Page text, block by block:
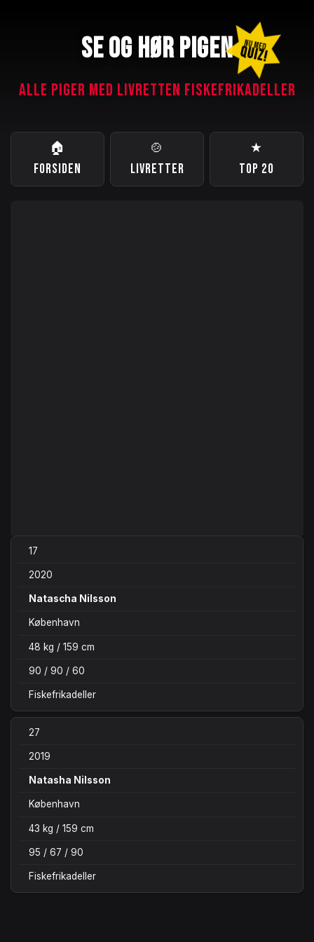
SE OG HØR PIGEN NU MED
QUIZ!
ALLE PIGER MED LIVRETTEN FISKEFRIKADELLER
🏠
FORSIDEN
🍲
LIVRETTER
★
TOP 20
17
2020
Natascha Nilsson
København
48 kg / 159 cm
90 / 90 / 60
Fiskefrikadeller
27
2019
Natasha Nilsson
København
43 kg / 159 cm
95 / 67 / 90
Fiskefrikadeller